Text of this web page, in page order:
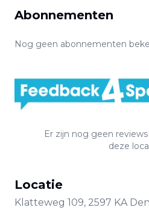
Abonnementen
Nog geen abonnementen
Er zijn nog geen
deze
Locatie
Klatteweg 109, 2597 KA